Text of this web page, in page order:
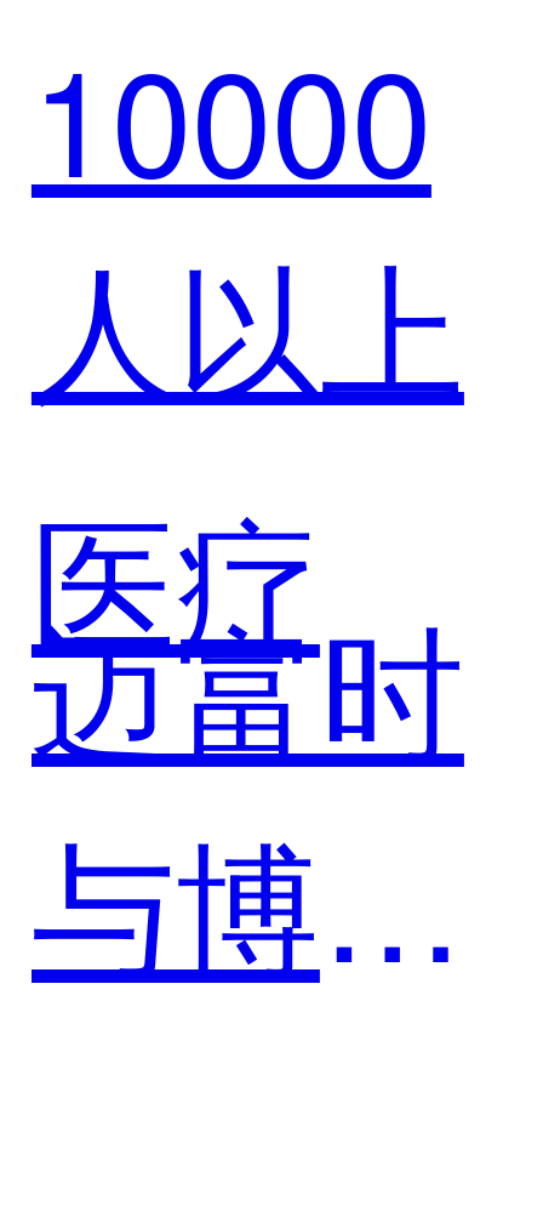
成战略
合作，
AI智能
体中台
助力金
10000
人以上
医疗
迈富时
与博雅